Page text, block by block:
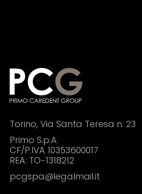
Torino, Via Santa Teresa n. 23
Primo S.p.A.
CF/P.IVA 10353600017
REA: TO-1318212
pcgspa@legalmail.it